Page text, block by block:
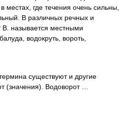
где течения очень сильны,
В различных речных и
называется местными
водокруть, вороть,
существуют и другие
(значения). Водоворот …